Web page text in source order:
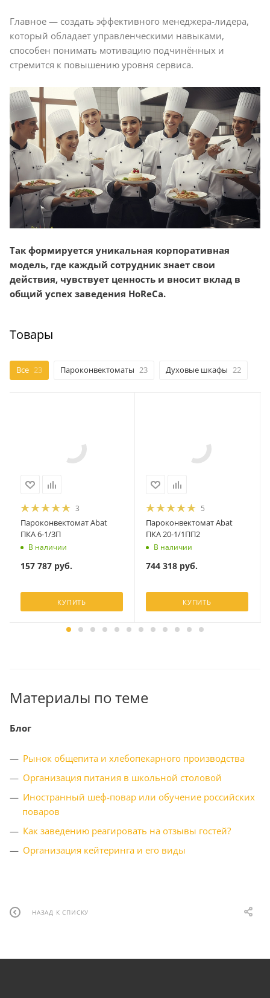
Главное — создать эффективного менеджера-лидера,
который обладает управленческими навыками,
способен понимать мотивацию подчинённых и
стремится к повышению уровня сервиса.
Так формируется уникальная корпоративная
модель, где каждый сотрудник знает свои
действия, чувствует ценность и вносит вклад в
общий успех заведения HoReCa.
Товары
Все 23 Пароконвектоматы 23 Духовые шкафы 22
3
Пароконвектомат Abat
ПКА 6-1/3П
В наличии
157 787 руб.
КУПИТЬ
5
Пароконвектомат Abat
ПКА 20-1/1ПП2
В наличии
744 318руб.
КУПИТЬ
Материалы по теме
Блог
Рынок общепита и хлебопекарного производства
Организация питания в школьной столовой
Иностранный шеф-повар или обучение российских
поваров
Как заведению реагировать на отзывы гостей?
Организация кейтеринга и его виды
НАЗАД К СПИСКУ